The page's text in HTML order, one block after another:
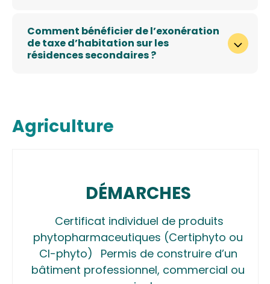
Comment bénéficier de l’exonération
de taxe d’habitation sur les
résidences secondaires ?
Agriculture
DÉMARCHES
Certificat individuel de produits
phytopharmaceutiques (Certiphyto ou
CI-phyto)
Permis de construire d’un
bâtiment professionnel, commercial ou